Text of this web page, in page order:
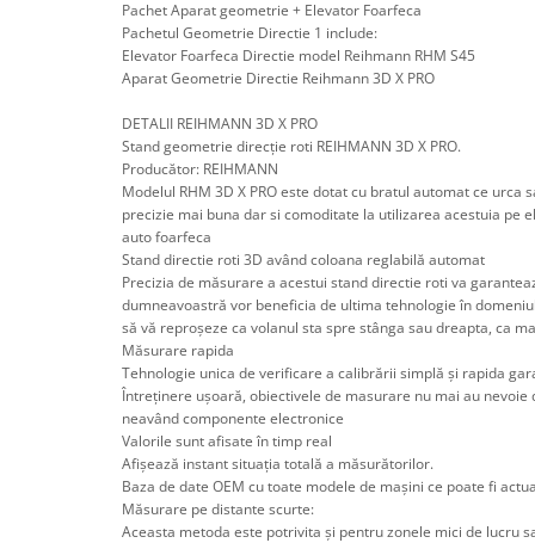
Scule pentru mecanica
Adaptoare, prelungitoare, reductii
si articulatii cardanice
Ciocan, levier, dalti si dornuri
Cleste si set clesti
Perie de sarma
Prese si extractoare
Reparat filete
Scule camioane
Scule diverse mecanica
Scule Pneumatice
Scule service ulei, gresare,
Scule sistem franare
Scule speciale
Pachet Aparat geometrie + Elevator Foarfeca
Pachetul Geometrie Directie 1 include:
Elevator Foarfeca Directie model Reihmann RHM S45
Aparat Geometrie Directie Reihmann 3D X PRO
DETALII REIHMANN 3D X PRO
Stand geometrie direcție roti REIHMANN 3D X PRO.
Producător: REIHMANN
Modelul RHM 3D X PRO este dotat cu bratul automat ce urca
precizie mai buna dar si comoditate la utilizarea acestuia pe
auto foarfeca
Stand directie roti 3D având coloana reglabilă automat
Precizia de măsurare a acestui stand directie roti va
dumneavoastră vor beneficia de ultima tehnologie în
să vă reproșeze ca volanul sta spre stânga sau dreapta, ca
Măsurare rapida
Tehnologie unica de verificare a calibrării simplă și rapida
Întreținere ușoară, obiectivele de masurare nu mai au
neavând componente electronice
Valorile sunt afisate în timp real
Afișează instant situația totală a măsurătorilor.
Baza de date OEM cu toate modele de mașini ce poate fi
Măsurare pe distante scurte:
Aceasta metoda este potrivita și pentru zonele mici de lucru